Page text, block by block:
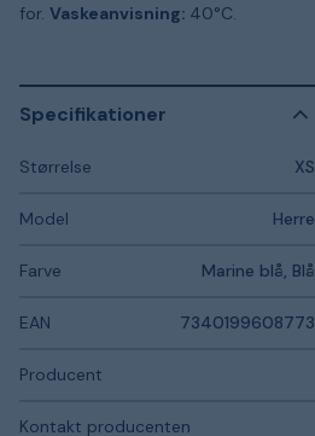
for. Vaskeanvisning: 40°C.
Specifikationer
Størrelse XS
Model Herre
Farve Marine blå, Blå
EAN 7340199608773
Producent
Kontakt producenten